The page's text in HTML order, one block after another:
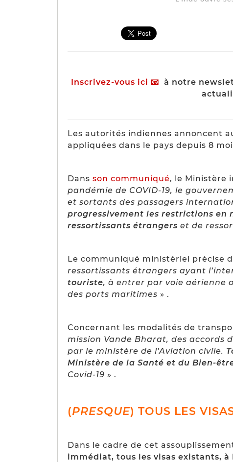
Inscrivez-vous ici 📧 à notre
Les autorités indiennes annoncent
appliquées dans le pays depuis 8
Dans son communiqué, le Ministère
pandémie de COVID-19, le
et sortants des passagers
progressivement les restrictions en
ressortissants étrangers et de
Le communiqué ministériel précise
ressortissants étrangers ayant
touriste, à entrer par voie aérienne
des ports maritimes » .
Concernant les modalités de
mission Vande Bharat, des
par le ministère de l’Aviation civile.
Ministère de la Santé et du Bien-
Covid-19 » .
(PRESQUE) TOUS LES
Dans le cadre de cet
immédiat, tous les visas existants,